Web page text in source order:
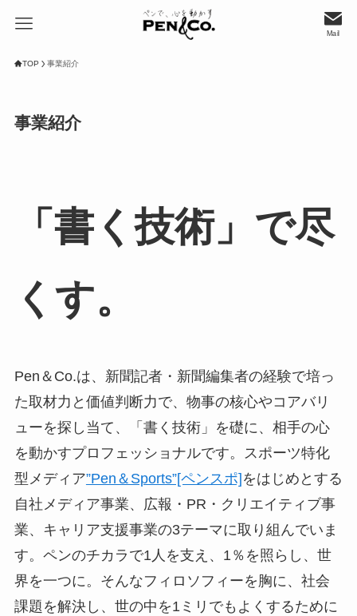
Mail
TOP 事業紹介
事業紹介
「書く技術」で尽
くす。
Pen＆Co.は、新聞記者・新聞編集者の経験で培っ
た取材力と価値判断力で、物事の核心やコアバリ
ューを探し当て、「書く技術」を礎に、相手の心
を動かすプロフェッショナルです。スポーツ特化
型メディア”Pen＆Sports”[ペンスポ] をはじめとする
自社メディア事業、広報・PR・クリエイティブ事
業、キャリア支援事業の3テーマに取り組んでいま
す。ペンのチカラで1人を支え、1％を照らし、世
界を一つに。そんなフィロソフィーを胸に、社会
課題を解決し、世の中を1ミリでもよくするために